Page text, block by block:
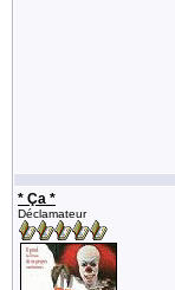
* Ça *
Déclamateur